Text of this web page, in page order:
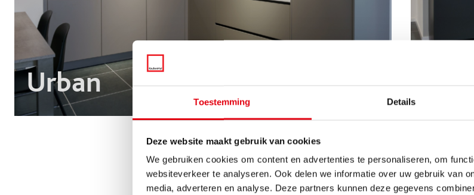
Toestemming Details
Deze website maakt gebruik van cookies
We gebruiken cookies om content en advertenties te personaliseren, om
websiteverkeer te analyseren. Ook delen we informatie over uw gebruik van
media, adverteren en analyse. Deze partners kunnen deze gegevens
Urban € 10.498,-